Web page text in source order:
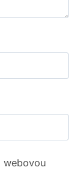
webovou